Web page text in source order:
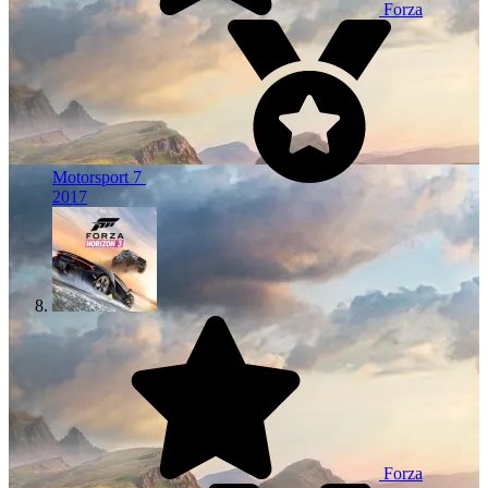
Forza
Motorsport 7
2017
Forza